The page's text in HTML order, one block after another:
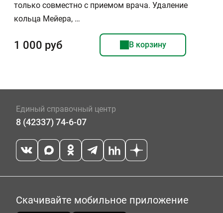
только совместно с приемом врача. Удаление
кольца Мейера, …
1 000 руб В корзину
Единый справочный центр
8 (42337) 74-6-07
Скачивайте мобильное приложение